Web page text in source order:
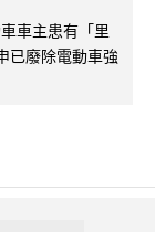
車主患有「里
已廢除電動車強